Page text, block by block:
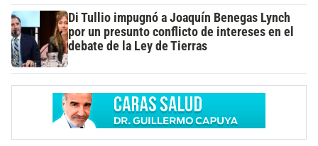
Di Tullio impugnó a Joaquín Benegas Lynch
por un presunto conflicto de intereses en el
debate de la Ley de Tierras